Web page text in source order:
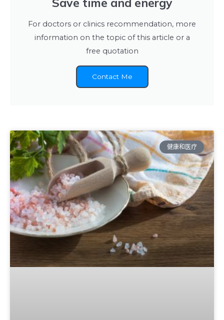
For doctors or clinics recommendation, more
information on the topic of this article or a
free quotation
Contact Me
健康和医疗